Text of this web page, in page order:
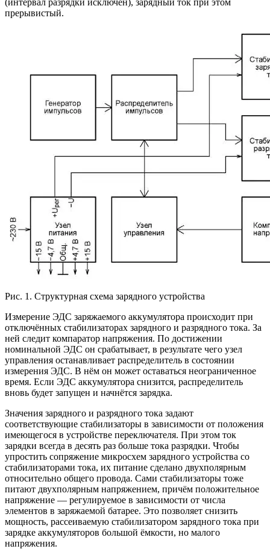
прерывистый.
Рис. 1. Структурная схема зарядного устройства
Измерение ЭДС заряжаемого аккумулятора происходит при
отключённых стабилизаторах зарядного и разрядного тока. За
ней следит компаратор напряжения. По достижении
номинальной ЭДС он срабатывает, в результате чего узел
управления останавливает распределитель в состоянии
измерения ЭДС. В нём он может оставаться неограниченное
время. Если ЭДС аккумулятора снизится, распределитель
вновь будет запущен и начнётся зарядка.
Значения зарядного и разрядного тока задают
соответствующие стабилизаторы в зависимости от положения
имеющегося в устройстве переключателя. При этом ток
зарядки всегда в десять раз больше тока разрядки. Чтобы
упростить сопряжение микросхем зарядного устройства со
стабилизаторами тока, их питание сделано двухполярным
относительно общего провода. Сами стабилизаторы тоже
питают двухполярным напряжением, причём положительное
напряжение — регулируемое в зависимости от числа
элементов в заряжаемой батарее. Это позволяет снизить
мощность, рассеиваемую стабилизатором зарядного тока при
зарядке аккумуляторов большой ёмкости, но малого
напряжения.